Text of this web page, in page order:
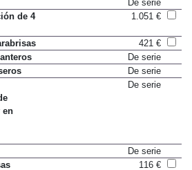
De serie
de 4
421 €
De serie
De serie
De serie